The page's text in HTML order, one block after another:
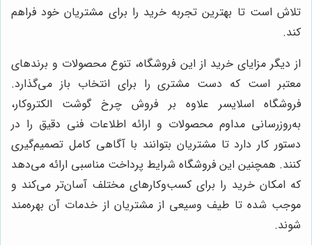
تلاش است تا بهترین تجربه خرید را برای مشتریان خود فراهم
کند.
از دیگر مزایای خرید از این فروشگاه، تنوع محصولات و برندهای
معتبر است که دست مشتری را برای انتخاب باز می‌گذارد.
فروشگاه اسلایسر علاوه بر فروش چرخ گوشت الکتروکار،
به‌روزرسانی مداوم محصولات و ارائه اطلاعات فنی دقیق را در
دستور کار دارد تا مشتریان بتوانند با آگاهی کامل تصمیم‌گیری
کنند. همچنین این فروشگاه شرایط پرداخت مناسبی ارائه می‌دهد
که امکان خرید را برای کسب‌وکارهای مختلف آسان‌تر می‌کند و
موجب شده تا طیف وسیعی از مشتریان از خدمات آن بهره‌مند
شوند.